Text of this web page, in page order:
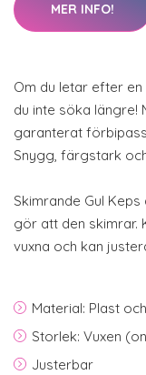
MER INFO!
Om du letar efter
du inte söka längre!
garanterat
Snygg, färgstark
Skimrande Gul
gör att den skimrar.
vuxna och kan
Material: Plast
Storlek: Vuxen
Justerbar